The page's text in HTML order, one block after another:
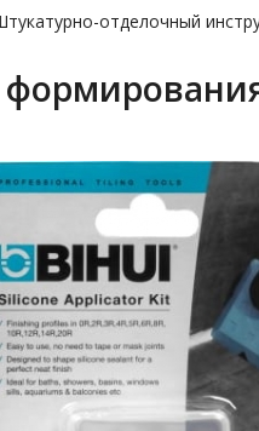
отделочный